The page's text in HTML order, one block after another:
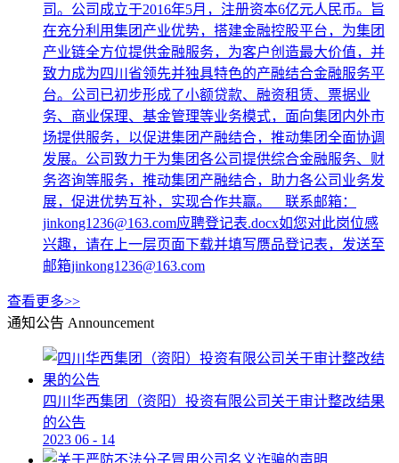
司。公司成立于2016年5月，注册资本6亿元人民币。旨
在充分利用集团产业优势，搭建金融控股平台，为集团
产业链全方位提供金融服务，为客户创造最大价值，并
致力成为四川省领先并独具特色的产融结合金融服务平
台。公司已初步形成了小额贷款、融资租赁、票据业
务、商业保理、基金管理等业务模式，面向集团内外市
场提供服务，以促进集团产融结合，推动集团全面协调
发展。公司致力于为集团各公司提供综合金融服务、财
务咨询等服务，推动集团产融结合，助力各公司业务发
展，促进优势互补，实现合作共赢。 联系邮箱：
jinkong1236@163.com应聘登记表.docx如您对此岗位感
兴趣，请在上一层页面下载并填写赝品登记表，发送至
邮箱jinkong1236@163.com
查看更多>>
通知公告 Announcement
四川华西集团（资阳）投资有限公司关于审计整改结果
的公告
2023 06 - 14